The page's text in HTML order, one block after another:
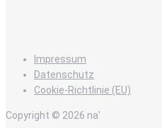
Impressum
Datenschutz
Cookie-Richtlinie (EU)
Copyright © 2026 na'